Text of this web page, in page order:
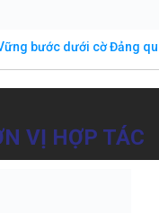
bước dưới cờ Đảng
VỊ HỢP TÁC